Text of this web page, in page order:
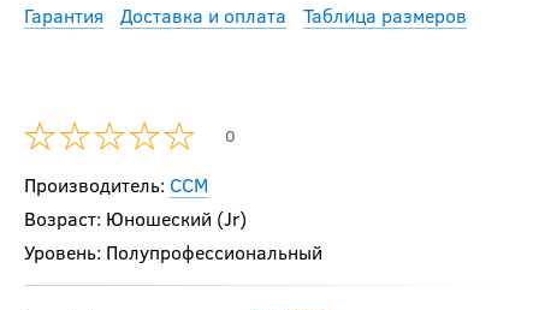
Гарантия Доставка и оплата Таблица размеров
0
Производитель: CCM
Возраст: Юношеский (Jr)
Уровень: Полупрофессиональный